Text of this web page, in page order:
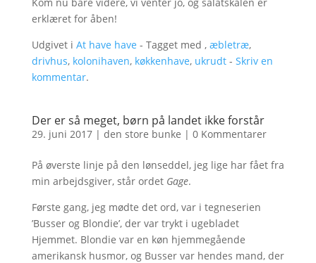
erklæret for åben!
Udgivet i At have have - Tagget med , æbletræ,
drivhus, kolonihaven, køkkenhave, ukrudt- Skriv en
kommentar.
Der er så meget, børn på landet ikke forstår
29. juni 2017| den store bunke | 0 Kommentarer
På øverste linje på den lønseddel, jeg lige har fået fra
min arbejdsgiver, står ordet Gage.
Første gang, jeg mødte det ord, var i tegneserien
’Busser og Blondie’, der var trykt i ugebladet
Hjemmet. Blondie var en køn hjemmegående
amerikansk husmor, og Busser var hendes mand, der